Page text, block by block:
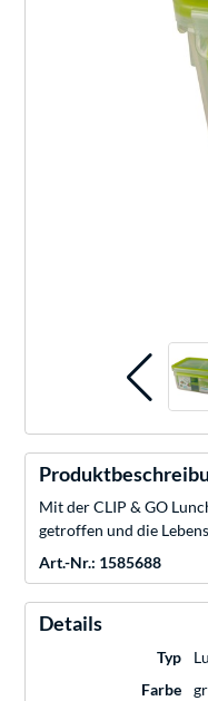
Mit der CLIP & GO
getroffen und die
Art.-Nr.: 1585688
Details
Typ
Farbe